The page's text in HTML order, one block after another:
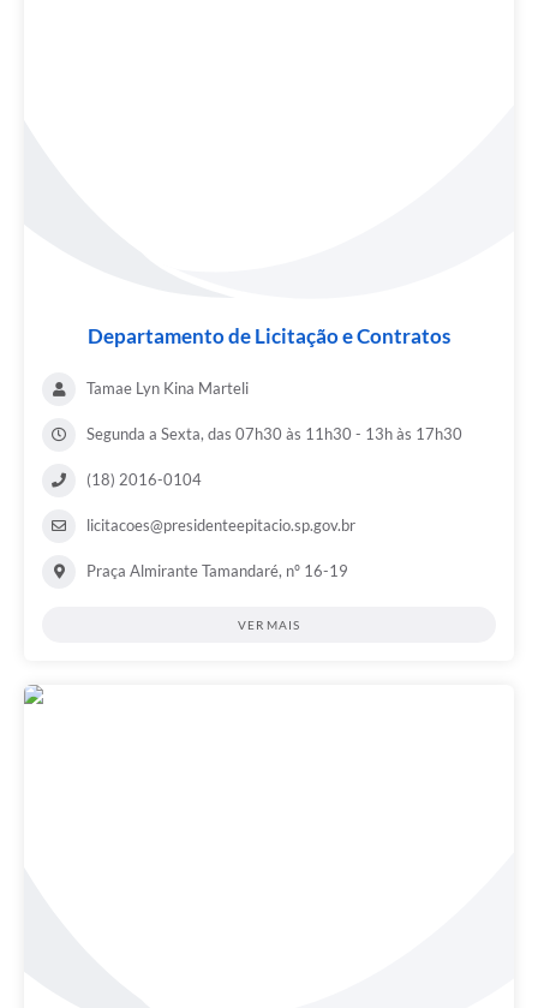
Departamento de Licitação e Contratos
Tamae Lyn Kina Marteli
Segunda a Sexta, das 07h30 às 11h30 - 13h às 17h30
(18) 2016-0104
licitacoes@presidenteepitacio.sp.gov.br
Praça Almirante Tamandaré, nº 16-19
VER MAIS